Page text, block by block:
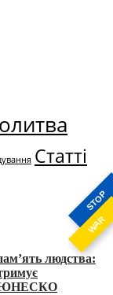
STOP
WAR
Статті
людства:
в ЮНЕСКО